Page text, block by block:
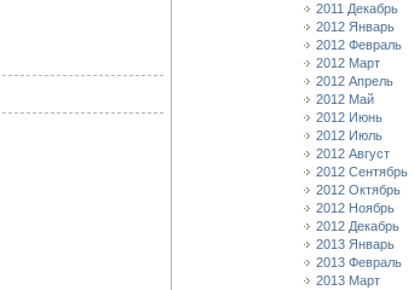
2011 Декабрь
2012 Январь
2012 Февраль
2012 Март
2012 Апрель
2012 Май
2012 Июнь
2012 Июль
2012 Август
2012 Сентябрь
2012 Октябрь
2012 Ноябрь
2012 Декабрь
2013 Январь
2013 Февраль
2013 Март